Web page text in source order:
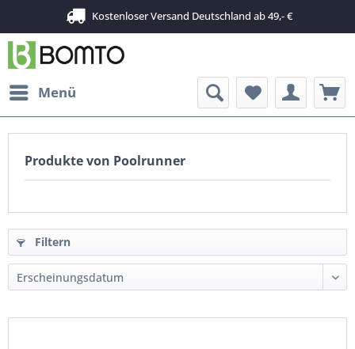
Kostenloser Versand Deutschland ab 49,- €
Menü
Produkte von Poolrunner
Filtern